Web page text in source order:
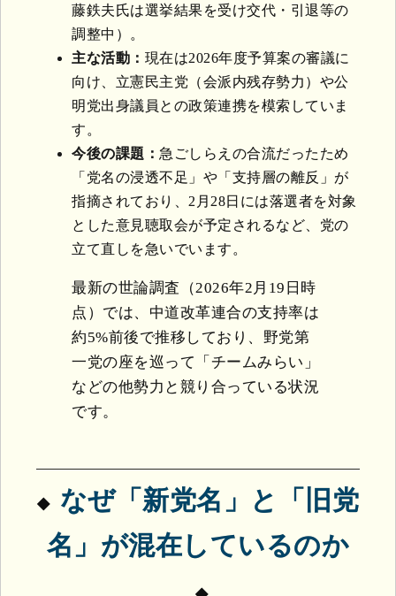
藤鉄夫氏は選挙結果を受け交代・引退等の
調整中）。
主な活動： 現在は2026年度予算案の審議に
向け、立憲民主党（会派内残存勢力）や公
明党出身議員との政策連携を模索していま
す。
今後の課題： 急ごしらえの合流だったため
「党名の浸透不足」や「支持層の離反」が
指摘されており、2月28日には落選者を対象
とした意見聴取会が予定されるなど、党の
立て直しを急いでいます。
最新の世論調査（2026年2月19日時
点）では、中道改革連合の支持率は
約5%前後で推移しており、野党第
一党の座を巡って「チームみらい」
などの他勢力と競り合っている状況
です。
なぜ「新党名」と「旧党
名」が混在しているのか